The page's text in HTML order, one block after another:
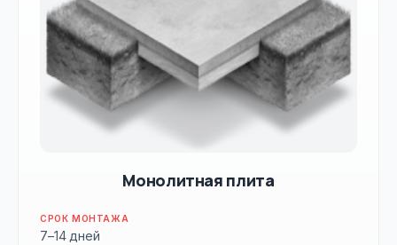
Монолитная плита
СРОК МОНТАЖА
7–14 дней